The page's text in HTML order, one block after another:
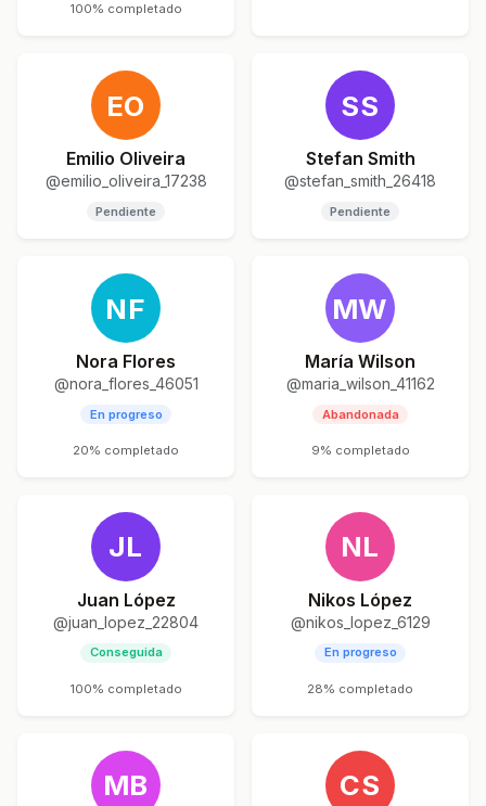
100% completado
EO
Emilio Oliveira
@emilio_oliveira_17238
Pendiente
SS
Stefan Smith
@stefan_smith_26418
Pendiente
NF
Nora Flores
@nora_flores_46051
En progreso
20% completado
MW
María Wilson
@maria_wilson_41162
Abandonada
9% completado
JL
Juan López
@juan_lopez_22804
Conseguida
100% completado
NL
Nikos López
@nikos_lopez_6129
En progreso
28% completado
MB CS